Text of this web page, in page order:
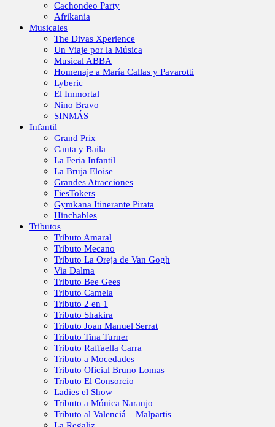
Cachondeo Party
Afrikania
Musicales
The Divas Xperience
Un Viaje por la Música
Musical ABBA
Homenaje a María Callas y Pavarotti
Lyberic
El Immortal
Nino Bravo
SINMÁS
Infantil
Grand Prix
Canta y Baila
La Feria Infantil
La Bruja Eloise
Grandes Atracciones
FiesTokers
Gymkana Itinerante Pirata
Hinchables
Tributos
Tributo Amaral
Tributo Mecano
Tributo La Oreja de Van Gogh
Via Dalma
Tributo Bee Gees
Tributo Camela
Tributo 2 en 1
Tributo Shakira
Tributo Joan Manuel Serrat
Tributo Tina Turner
Tributo Raffaella Carra
Tributo a Mocedades
Tributo Oficial Bruno Lomas
Tributo El Consorcio
Ladies el Show
Tributo a Mónica Naranjo
Tributo al Valenciá – Malpartis